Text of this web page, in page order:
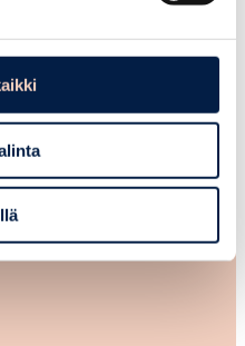
kysymyksiin? Meidän
yrittäjyyden eri vaiheisiin ja